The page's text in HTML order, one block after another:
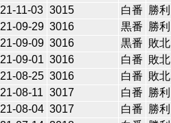
11-03 3015 白番 勝利
09-29 3016 黒番 勝利
09-09 3016 黒番 敗北
09-01 3016 白番 敗北
08-25 3016 白番 敗北
08-11 3017 白番 勝利
08-04 3017 白番 勝利